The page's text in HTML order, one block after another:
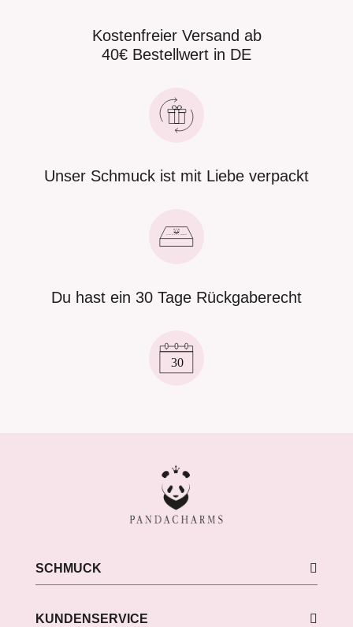
Kostenfreier Versand ab
40€ Bestellwert in DE
Unser Schmuck ist mit Liebe verpackt
Du hast ein 30 Tage Rückgaberecht
SCHMUCK
KUNDENSERVICE